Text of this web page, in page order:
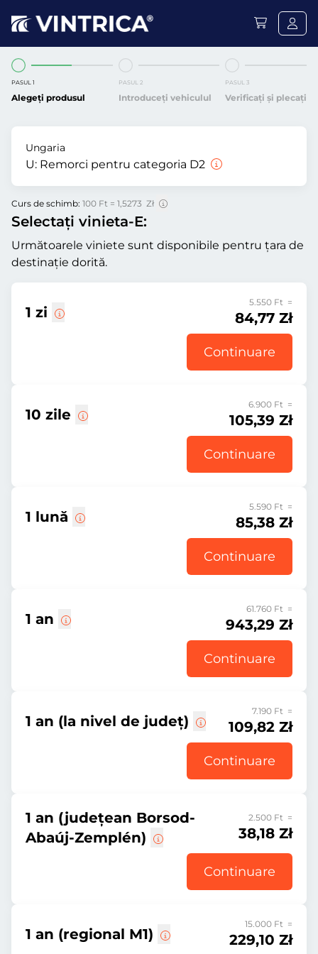
PASUL 1
Alegeți produsul
PASUL 2
Introduceți vehiculul
PASUL 3
Verificați și plecați
Ungaria
U: Remorci pentru categoria D2
Curs de schimb: 100 Ft = 1,5273 Zł
Selectați vinieta-E:
Următoarele viniete sunt disponibile pentru țara de
destinație dorită.
1 zi
5.550 Ft =
84,77 Zł
Continuare
10 zile
6.900 Ft =
105,39 Zł
Continuare
1 lună
5.590 Ft =
85,38 Zł
Continuare
1 an
61.760 Ft =
943,29 Zł
Continuare
1 an (la nivel de județ)
7.190 Ft =
109,82 Zł
Continuare
1 an (județean Borsod-
Abaúj-Zemplén)
2.500 Ft =
38,18 Zł
Continuare
1 an (regional M1)
15.000 Ft =
229,10 Zł